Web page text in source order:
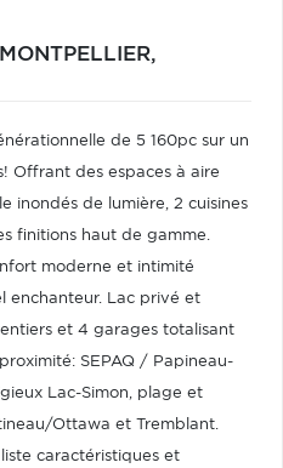
MONTPELLIER,
de 5 160pc sur un
Offrant des espaces à aire
inondés de lumière, 2 cuisines
finitions haut de gamme.
moderne et intimité
enchanteur. Lac privé et
et 4 garages totalisant
SEPAQ / Papineau-
Lac-Simon, plage et
Ottawa et Tremblant.
caractéristiques et